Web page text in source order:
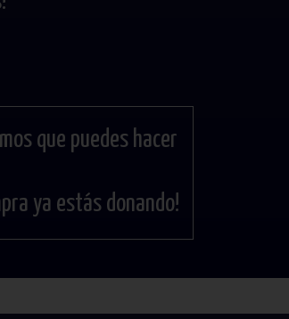
que puedes hacer
ya estás donando!